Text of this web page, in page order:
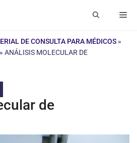
DE CONSULTA PARA MÉDICOS »
» ANÁLISIS MOLECULAR DE
de